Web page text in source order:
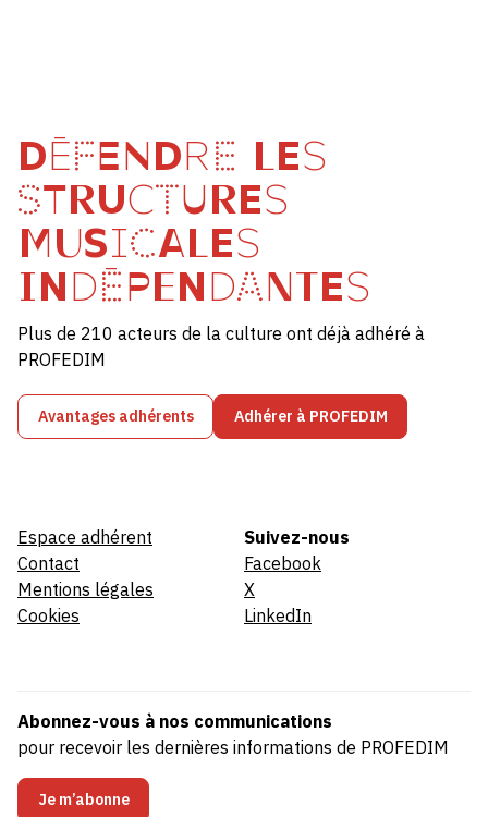
DÉFENDRE LES
STRUCTURES
MUSICALES
INDÉPENDANTES
Plus de 210 acteurs de la culture ont déjà adhéré à
PROFEDIM
Avantages adhérents Adhérer à PROFEDIM
Espace adhérent
Contact
Mentions légales
Cookies
Suivez-nous
Facebook
X
LinkedIn
Abonnez-vous à nos communications
pour recevoir les dernières informations de PROFEDIM
Je m’abonne